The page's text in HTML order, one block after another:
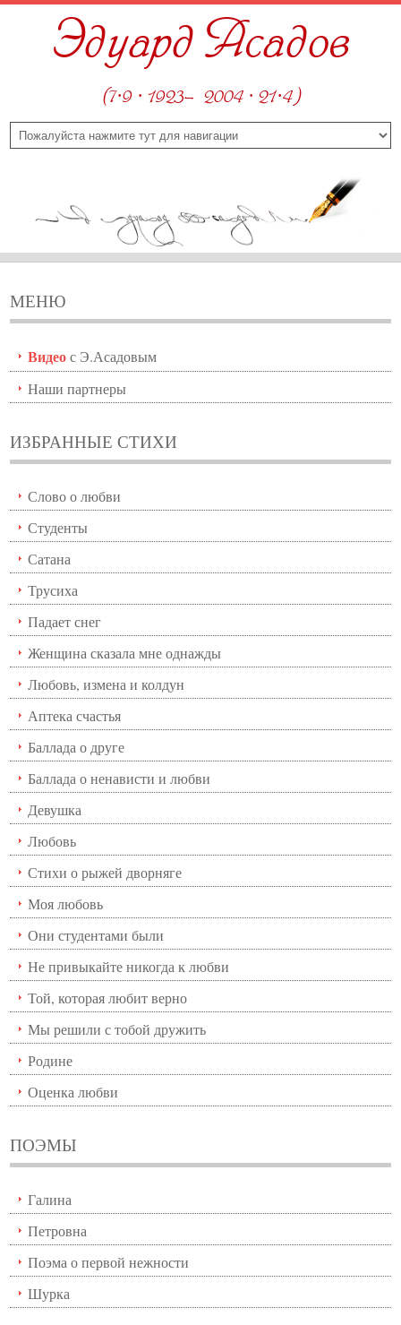
Эдуард Асадов
(7·9 · 1923—2004 · 21·4)
МЕНЮ
Видеос Э.Асадовым
Наши партнеры
ИЗБРАННЫЕ СТИХИ
Слово о любви
Студенты
Сатана
Трусиха
Падает снег
Женщина сказала мне однажды
Любовь, измена и колдун
Аптека счастья
Баллада о друге
Баллада о ненависти и любви
Девушка
Любовь
Стихи о рыжей дворняге
Моя любовь
Они студентами были
Не привыкайте никогда к любви
Той, которая любит верно
Мы решили с тобой дружить
Родине
Оценка любви
ПОЭМЫ
Галина
Петровна
Поэма о первой нежности
Шурка